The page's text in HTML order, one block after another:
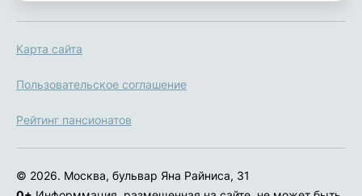
Карта сайта
Пользовательское соглашение
Рейтинг пансионатов
© 2026. Москва, бульвар Яна Райниса, 31